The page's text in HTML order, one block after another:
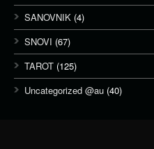
SANOVNIK (4)
SNOVI (67)
TAROT (125)
Uncategorized @au (40)